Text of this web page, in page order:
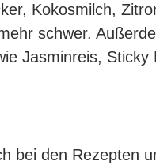
Kokosmilch,
schwer.
Jasminreis,
bei den Rezepten